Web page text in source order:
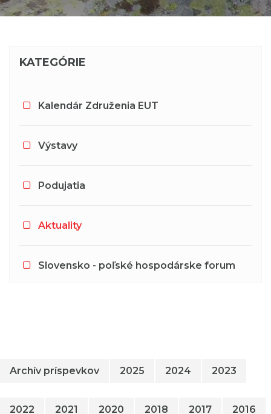
KATEGÓRIE
Kalendár Združenia EUT
Výstavy
Podujatia
Aktuality
Slovensko - poľské hospodárske forum
Archív príspevkov 2025 2024 2023
2022 2021 2020 2018 2017 2016